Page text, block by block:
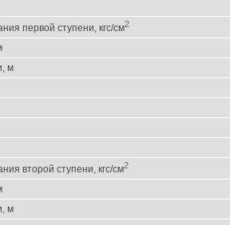
первой ступени, кгс/см2
м
второй ступени, кгс/см2
м